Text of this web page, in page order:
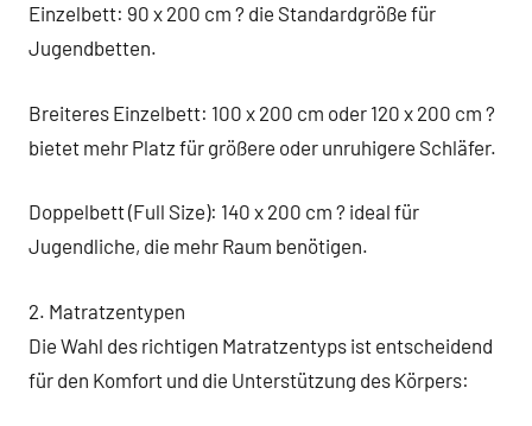
Einzelbett: 90 x 200 cm ? die Standardgröße für
Jugendbetten.
Breiteres Einzelbett: 100 x 200 cm oder 120 x 200 cm ?
bietet mehr Platz für größere oder unruhigere Schläfer.
Doppelbett (Full Size): 140 x 200 cm ? ideal für
Jugendliche, die mehr Raum benötigen.
2. Matratzentypen
Die Wahl des richtigen Matratzentyps ist entscheidend
für den Komfort und die Unterstützung des Körpers: